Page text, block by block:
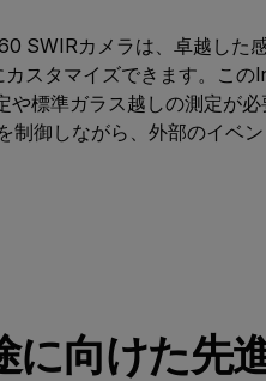
SWIRカメラは、卓越した
カスタマイズできます。こ
や標準ガラス越しの測定が
制御しながら、外部のイベ
に向けた先